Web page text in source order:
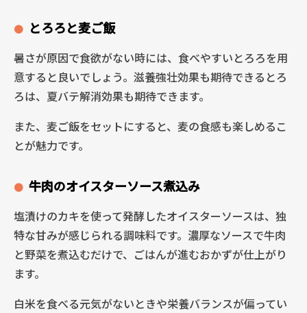
とろろと麦ご飯
暑さが原因で食欲がない時には、食べやすいとろろを用
意すると良いでしょう。滋養強壮効果も期待できるとろ
ろは、夏バテ解消効果も期待できます。
また、麦ご飯をセットにすると、麦の食感も楽しめるこ
とが魅力です。
牛肉のオイスターソース煮込み
塩漬けのカキを使って発酵したオイスターソースは、独
特な甘みが感じられる調味料です。濃厚なソースで牛肉
と野菜を煮込むだけで、ごはんが進むおかずが仕上がり
ます。
白米を食べる元気がないときや栄養バランスが偏ってい